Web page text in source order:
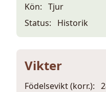
Kön: Tjur
Status:
Historik
Vikter
Födelsevikt (korr.):